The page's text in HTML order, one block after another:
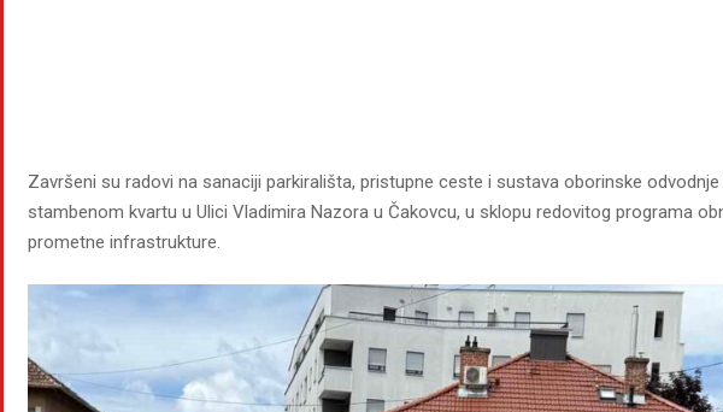
Završeni su radovi na sanaciji parkirališta, pristupne ceste i sustava oborinske odvodnje
stambenom kvartu u Ulici Vladimira Nazora u Čakovcu, u sklopu redovitog programa
prometne infrastrukture.